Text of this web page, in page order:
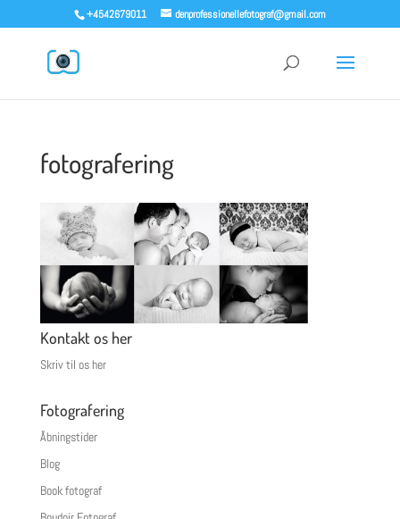
+4542679011 denprofessionellefotograf@gmail.com
fotografering
Kontakt os her
Skriv til os her
Fotografering
Åbningstider
Blog
Book fotograf